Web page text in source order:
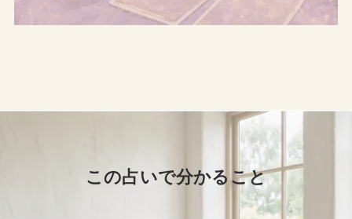
この占いで分かること